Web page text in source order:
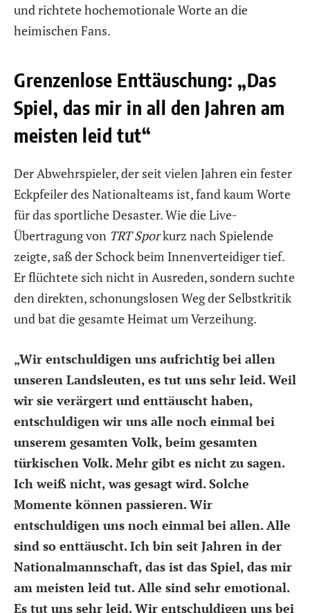
und richtete hochemotionale Worte an die
heimischen Fans.
Grenzenlose Enttäuschung: „Das
Spiel, das mir in all den Jahren am
meisten leid tut“
Der Abwehrspieler, der seit vielen Jahren ein fester
Eckpfeiler des Nationalteams ist, fand kaum Worte
für das sportliche Desaster. Wie die Live-
Übertragung von TRT Sporkurz nach Spielende
zeigte, saß der Schock beim Innenverteidiger tief.
Er flüchtete sich nicht in Ausreden, sondern suchte
den direkten, schonungslosen Weg der Selbstkritik
und bat die gesamte Heimat um Verzeihung.
„Wir entschuldigen uns aufrichtig bei allen
unseren Landsleuten, es tut uns sehr leid. Weil
wir sie verärgert und enttäuscht haben,
entschuldigen wir uns alle noch einmal bei
unserem gesamten Volk, beim gesamten
türkischen Volk. Mehr gibt es nicht zu sagen.
Ich weiß nicht, was gesagt wird. Solche
Momente können passieren. Wir
entschuldigen uns noch einmal bei allen. Alle
sind so enttäuscht. Ich bin seit Jahren in der
Nationalmannschaft, das ist das Spiel, das mir
am meisten leid tut. Alle sind sehr emotional.
Es tut uns sehr leid. Wir entschuldigen uns bei